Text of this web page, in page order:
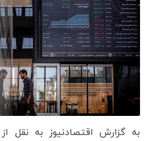
به گزارش اقتصادنیوز به نقل